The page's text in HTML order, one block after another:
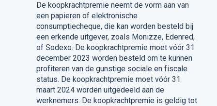
De koopkrachtpremie neemt de vorm aan van
een papieren of elektronische
consumptiecheque, die kan worden besteld bij
een erkende uitgever, zoals Monizze, Edenred,
of Sodexo. De koopkrachtpremie moet vóór 31
december 2023 worden besteld om te kunnen
profiteren van de gunstige sociale en fiscale
status. De koopkrachtpremie moet vóór 31
maart 2024 worden uitgedeeld aan de
werknemers. De koopkrachtpremie is geldig tot